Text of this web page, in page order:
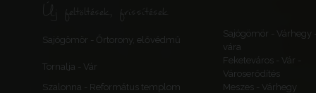
Új feltöltések, frissítések
Sajógömör - Őrtorony, elővédmű
Sajógömör - Várhegy
vára
Tornalja - Vár
Feketeváros - Vár -
Városerődítés
Szalonna - Református templom
Meszes - Várhegy